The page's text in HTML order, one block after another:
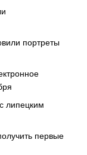
портреты
липецким
первые